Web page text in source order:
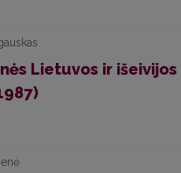
Lietuvos ir